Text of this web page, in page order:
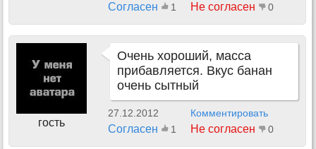
Согласен 1 Не согласен 0
гость
Очень хороший, масса
прибавляется. Вкус банан
очень сытный
27.12.2012 Комментировать
Согласен 1 Не согласен 0